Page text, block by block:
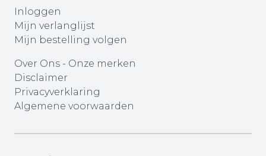
Inloggen
Mijn verlanglijst
Mijn bestelling volgen
Over Ons - Onze merken
Disclaimer
Privacyverklaring
Algemene voorwaarden